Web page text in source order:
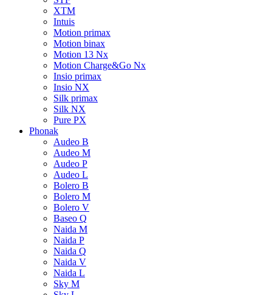
XTM
Intuis
Motion primax
Motion binax
Motion 13 Nx
Motion Charge&Go Nx
Insio primax
Insio NX
Silk primax
Silk NX
Pure PX
Phonak
Audeo B
Audeo M
Audeo P
Audeo L
Bolero B
Bolero M
Bolero V
Baseo Q
Naida M
Naida P
Naida Q
Naida V
Naida L
Sky M